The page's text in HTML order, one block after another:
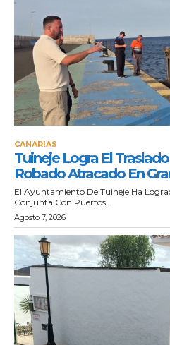
CANARIAS
Tuineje Logra El
Robado Atracado En
El Ayuntamiento De Tuineje Ha
Conjunta Con Puertos...
Agosto 7, 2026